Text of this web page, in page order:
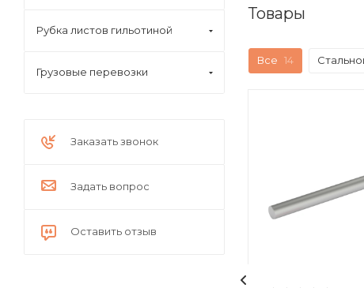
Товары
Все 14
Рубка листов гильотиной
Грузовые перевозки
Заказать звонок
Задать вопрос
Оставить отзыв